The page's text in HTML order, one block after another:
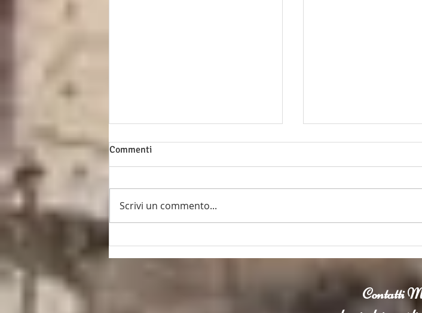
dell'IA in medicina al
Commenti
Scrivi un commento...
Contatti